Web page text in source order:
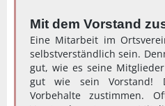
Mit dem Vorstand
Eine Mitarbeit im
selbstverständlich sein.
gut, wie es seine
gut wie sein Vorstand!
Vorbehalte zustimmen.